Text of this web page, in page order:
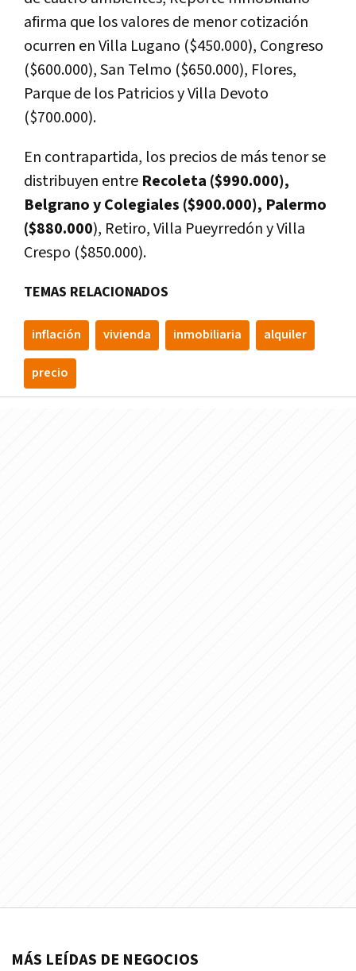
afirma que los valores de menor cotización
ocurren en Villa Lugano ($450.000), Congreso
($600.000), San Telmo ($650.000), Flores,
Parque de los Patricios y Villa Devoto
($700.000).
En contrapartida, los precios de más tenor se
distribuyen entre Recoleta ($990.000),
Belgrano y Colegiales ($900.000), Palermo
($880.000), Retiro, Villa Pueyrredón y Villa
Crespo ($850.000).
TEMAS RELACIONADOS
inflación vivienda inmobiliaria alquiler
precio
MÁS LEÍDAS DE NEGOCIOS